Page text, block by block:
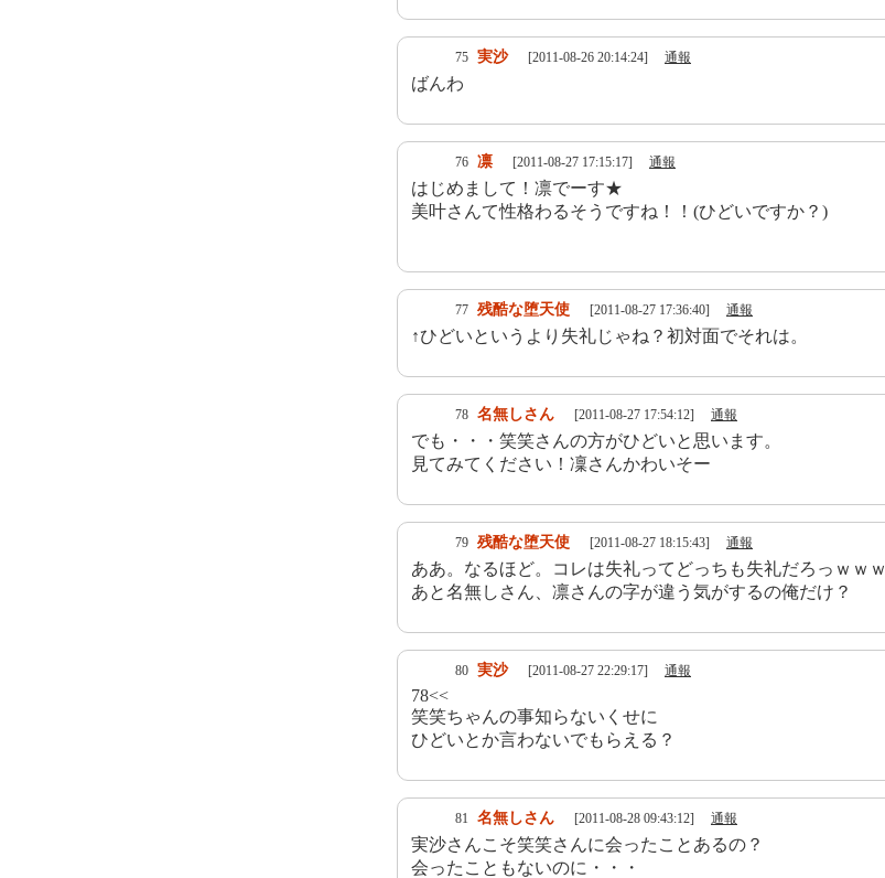
75 実沙 [2011-08-26 20:14:24] 通報
ばんわ
76 凛 [2011-08-27 17:15:17] 通報
はじめまして！凛でーす★
美叶さんて性格わるそうですね！！(ひどいですか？)
77 残酷な堕天使 [2011-08-27 17:36:40] 通報
↑ひどいというより失礼じゃね？初対面でそれは。
78 名無しさん [2011-08-27 17:54:12] 通報
でも・・・笑笑さんの方がひどいと思います。
見てみてください！凜さんかわいそー
79 残酷な堕天使 [2011-08-27 18:15:43] 通報
ああ。なるほど。コレは失礼ってどっちも失礼だろっｗｗｗ
あと名無しさん、凛さんの字が違う気がするの俺だけ？
80 実沙 [2011-08-27 22:29:17] 通報
78<<
笑笑ちゃんの事知らないくせに
ひどいとか言わないでもらえる？
81 名無しさん [2011-08-28 09:43:12] 通報
実沙さんこそ笑笑さんに会ったことあるの？
会ったこともないのに・・・